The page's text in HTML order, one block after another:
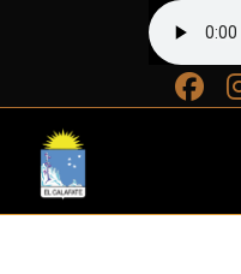
contenido